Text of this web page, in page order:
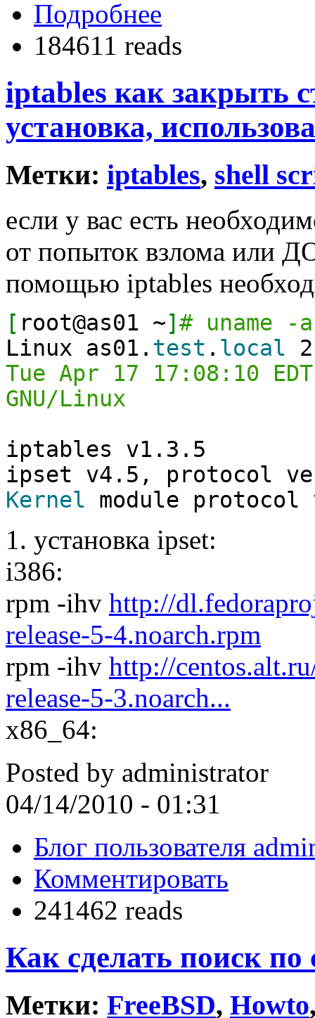
Подробнее
184611 reads
iptables как закрыть
установка,
Метки: iptables, shell
если у вас есть
от попыток взлома или
помощью iptables
[ root@as01 ~] # uname -a
Linux as01. test . local
Tue Apr 17 17:08:10
GNU/Linux
iptables v1.3.5
ipset v4.5, protocol
Kernel module
1. установка ipset:
i386:
rpm -ihv http://
release-5-4.noarch.rpm
rpm -ihv http://
release-5-3.noarch...
x86_64:
Posted by administrator
04/14/2010 - 01:31
Блог пользователя
Комментировать
241462 reads
Как сделать поиск
Метки: FreeBSD, Howto